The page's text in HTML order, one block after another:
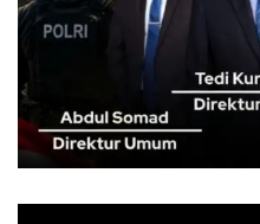
Secara otomatis, lanjutnya,
hitungan Rencana
waktu pelaksanaan.
digelontorkan Pemprov
tersebut, mencapai Rp 49